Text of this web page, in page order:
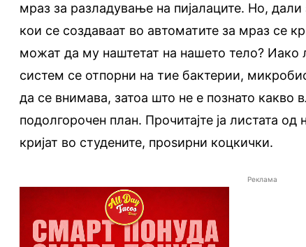
мраз за разладување на пијалаците. Но,
кои се создаваат во автоматите за мраз се
можат да му наштетат на нашето тело? Иако
систем се отпорни на тие бактерии,
да се внимава, затоа што не е познато какво
подолгорочен план. Прочитајте ја листата од
кријат во студените, проѕирни коцкички.
Реклама